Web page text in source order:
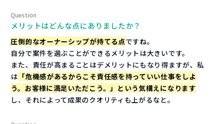
メリットはどんな点にありましたか？
圧倒的なオーナーシップが持てる点ですね。
自分で案件を選ぶことができるメリットは大きいです。
また、責任が高まることはデメリットにもなり得ますが、私
は 「危機感があるからこそ責任感を持っていい仕事をしよ
う。お客様に満足いただこう。」という気構えになります
し、それによって成果のクオリティも上がるなと。